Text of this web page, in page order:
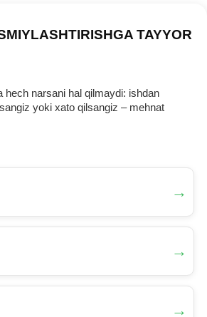
TAYYOR
hech narsani hal qilmaydi: ishdan
yoki хato qilsangiz – mehnat
→
→
→